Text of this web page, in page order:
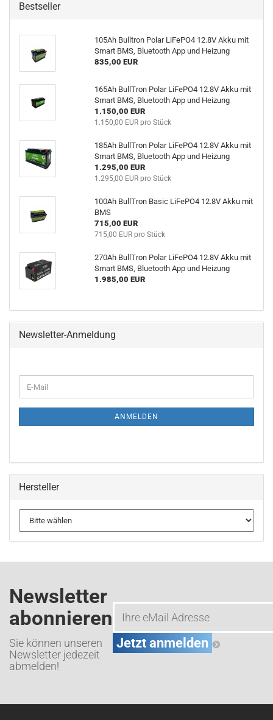
Bestseller
105Ah Bulltron Polar LiFePO4 12.8V Akku mit
Smart BMS, Bluetooth App und Heizung
835,00 EUR
165Ah BullTron Polar LiFePO4 12.8V Akku mit
Smart BMS, Bluetooth App und Heizung
1.150,00 EUR
1.150,00 EUR pro Stück
185Ah BullTron Polar LiFePO4 12.8V Akku mit
Smart BMS, Bluetooth App und Heizung
1.295,00 EUR
1.295,00 EUR pro Stück
100Ah BullTron Basic LiFePO4 12.8V Akku mit
BMS
715,00 EUR
715,00 EUR pro Stück
270Ah BullTron Polar LiFePO4 12.8V Akku mit
Smart BMS, Bluetooth App und Heizung
1.985,00 EUR
Newsletter-Anmeldung
ZUR
E-
Mail
ANMELDEN
Hersteller
Newsletter
abonnieren
Sie können unseren
Newsletter jedezeit
abmelden!